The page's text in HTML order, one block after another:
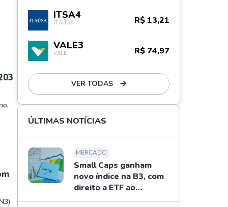
ITSA4
ITAÚSA R$ 13,21
VALE3
VALE R$ 74,97
VER TODAS
ÚLTIMAS NOTÍCIAS
MERCADO
Small Caps ganham
novo índice na B3, com
direito a ETF ao
investidor